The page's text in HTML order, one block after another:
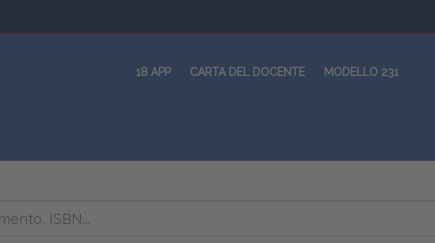
18 APP CARTA DEL DOCENTE MODELLO 231